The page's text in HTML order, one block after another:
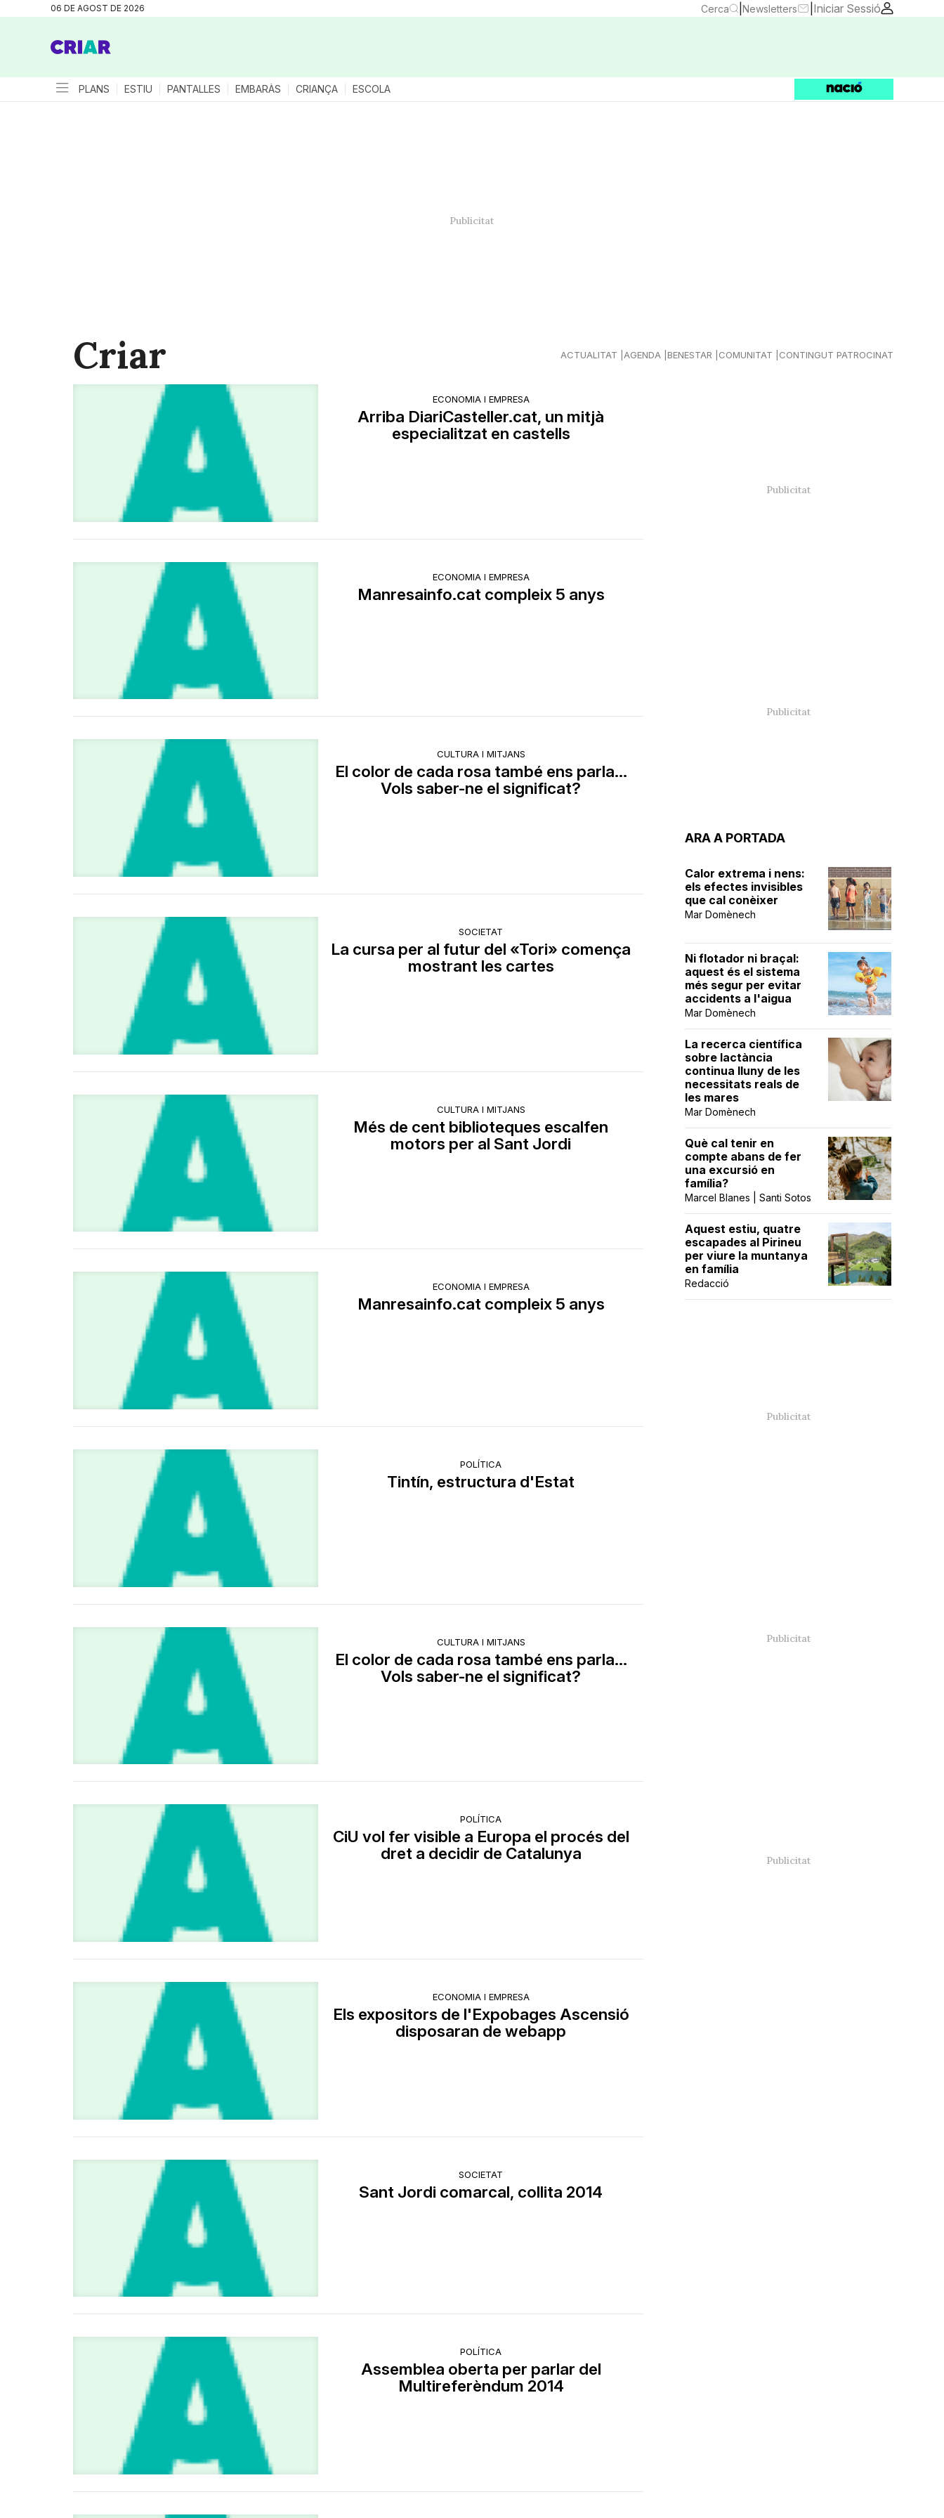
06 DE AGOST DE 2026 Cerca Newsletters Iniciar Sessió
PLANS ESTIU PANTALLES EMBARÀS CRIANÇA ESCOLA
Criar ACTUALITAT AGENDA BENESTAR COMUNITAT CONTINGUT PATROCINAT
ECONOMIA I EMPRESA
Arriba DiariCasteller.cat, un mitjà
especialitzat en castells
ECONOMIA I EMPRESA
Manresainfo.cat compleix 5 anys
CULTURA I MITJANS
El color de cada rosa també ens parla...
Vols saber-ne el significat?
SOCIETAT
La cursa per al futur del «Tori» comença
mostrant les cartes
CULTURA I MITJANS
Més de cent biblioteques escalfen
motors per al Sant Jordi
ECONOMIA I EMPRESA
Manresainfo.cat compleix 5 anys
POLÍTICA
Tintín, estructura d'Estat
CULTURA I MITJANS
El color de cada rosa també ens parla...
Vols saber-ne el significat?
POLÍTICA
CiU vol fer visible a Europa el procés del
dret a decidir de Catalunya
ECONOMIA I EMPRESA
Els expositors de l'Expobages Ascensió
disposaran de webapp
SOCIETAT
Sant Jordi comarcal, collita 2014
POLÍTICA
Assemblea oberta per parlar del
Multireferèndum 2014
ARA A PORTADA
Calor extrema i nens:
els efectes invisibles
que cal conèixer
Mar Domènech
Ni flotador ni braçal:
aquest és el sistema
més segur per evitar
accidents a l'aigua
Mar Domènech
La recerca científica
sobre lactància
continua lluny de les
necessitats reals de
les mares
Mar Domènech
Què cal tenir en
compte abans de fer
una excursió en
família?
Marcel Blanes | Santi Sotos
Aquest estiu, quatre
escapades al Pirineu
per viure la muntanya
en família
Redacció